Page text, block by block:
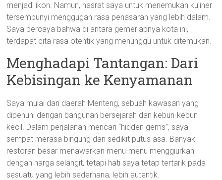
menjadi ikon. Namun, hasrat saya untuk menemukan kuliner
tersembunyi menggugah rasa penasaran yang lebih dalam.
Saya percaya bahwa di antara gemerlapnya kota ini,
terdapat cita rasa otentik yang menunggu untuk ditemukan.
Menghadapi Tantangan: Dari
Kebisingan ke Kenyamanan
Saya mulai dari daerah Menteng, sebuah kawasan yang
dipenuhi dengan bangunan bersejarah dan kebun-kebun
kecil. Dalam perjalanan mencari “hidden gems”, saya
sempat merasa bingung dan sedikit putus asa. Banyak
restoran besar menawarkan menu-menu menggiurkan
dengan harga selangit, tetapi hati saya tetap tertarik pada
sesuatu yang lebih sederhana, lebih autentik.